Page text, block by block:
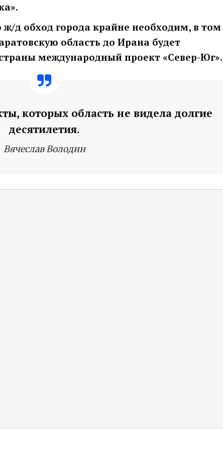
ж/д обход города крайне необходим, в том
область до Ирана будет
международный проект «Север-Юг».
которых область не видела долгие
десятилетия.
Вячеслав Володин